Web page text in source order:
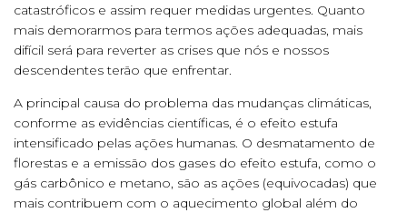
catastróficos e assim requer medidas urgentes. Quanto
mais demorarmos para termos ações adequadas, mais
difícil será para reverter as crises que nós e nossos
descendentes terão que enfrentar.
A principal causa do problema das mudanças climáticas,
conforme as evidências científicas, é o efeito estufa
intensificado pelas ações humanas. O desmatamento de
florestas e a emissão dos gases do efeito estufa, como o
gás carbônico e metano, são as ações (equivocadas) que
mais contribuem com o aquecimento global além do